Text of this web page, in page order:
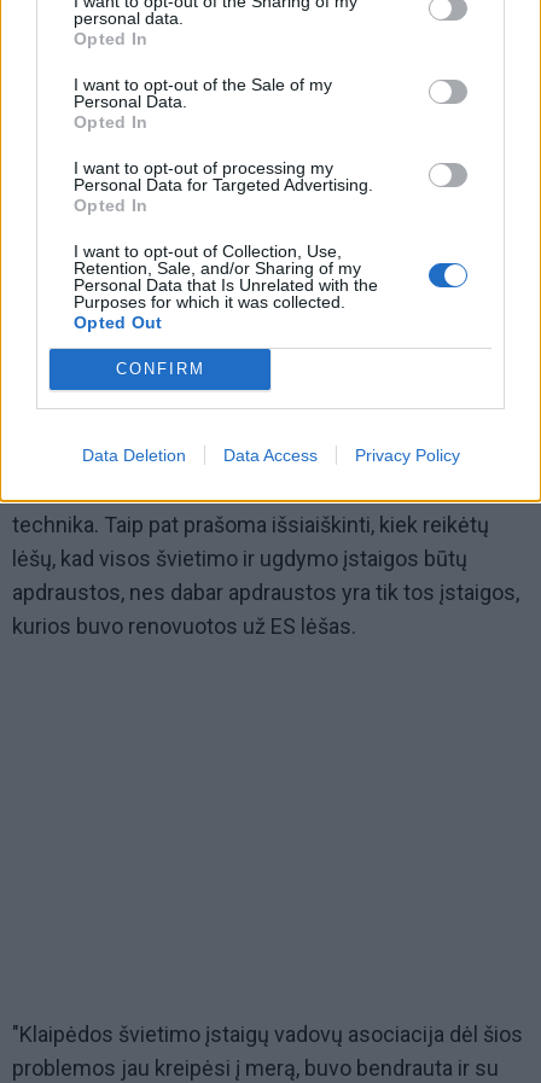
personal data.
Opted In
I want to opt-out of the Sale of my
Personal Data.
Opted In
I want to opt-out of processing my
Personal Data for Targeted Advertising.
Opted In
I want to opt-out of Collection, Use,
Retention, Sale, and/or Sharing of my
Personal Data that Is Unrelated with the
Purposes for which it was collected.
Opted Out
CONFIRM
Data Deletion Data Access Privacy Policy
"Tiesiog užsienyje kiekvienas moksleivis turi po
kompiuterį. Negana to, kad mes jų turime labai
nedaug, ir tie patys labai pasenę. Jie sensta greičiau
nei mes", - dar vieną problemą iškėlė L. Vaitonienė.
Savivaldybei išsiaiškinti, kokio lėšų poreikio reikėtų,
technika. Taip pat prašoma išsiaiškinti, kiek reikėtų
lėšų, kad visos švietimo ir ugdymo įstaigos būtų
apdraustos, nes dabar apdraustos yra tik tos įstaigos,
kurios buvo renovuotos už ES lėšas.
"Klaipėdos švietimo įstaigų vadovų asociacija dėl šios
problemos jau kreipėsi į merą, buvo bendrauta ir su